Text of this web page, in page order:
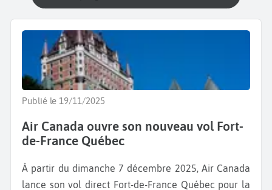
Publié le 19/11/2025
Air Canada ouvre son nouveau vol Fort-
de-France Québec
À partir du dimanche 7 décembre 2025, Air Canada
lance son vol direct Fort-de-France Québec pour la